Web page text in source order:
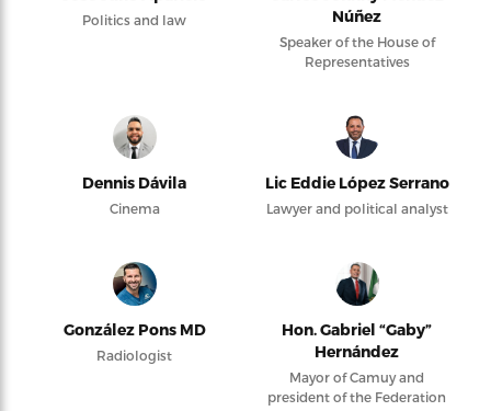
Politics and law
Núñez
Speaker of the House of
Representatives
Dennis Dávila
Cinema
Lic Eddie López Serrano
Lawyer and political analyst
González Pons MD
Radiologist
Hon. Gabriel “Gaby”
Hernández
Mayor of Camuy and
president of the Federation